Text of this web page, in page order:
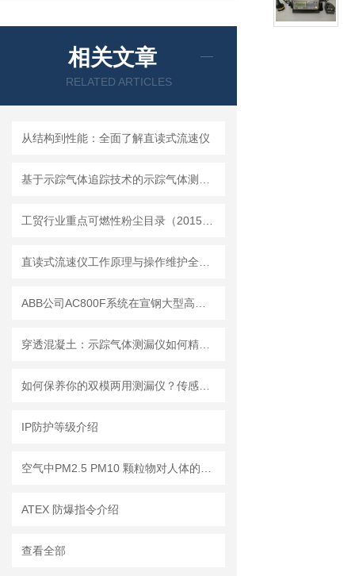
相关文章
RELATED ARTICLES
从结构到性能：全面了解直读式流速仪
IP防护等级介绍
ATEX 防爆指令介绍
查看全部